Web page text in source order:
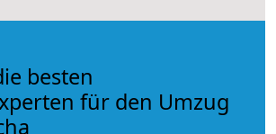
besten
für den Umzug